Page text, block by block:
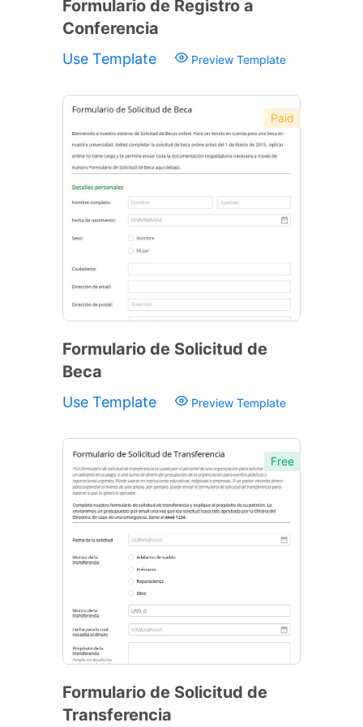
Formulario de Registro a
Conferencia
Use Template Preview Template
Paid
Formulario de Solicitud de
Beca
Use Template Preview Template
Free
Formulario de Solicitud de
Transferencia